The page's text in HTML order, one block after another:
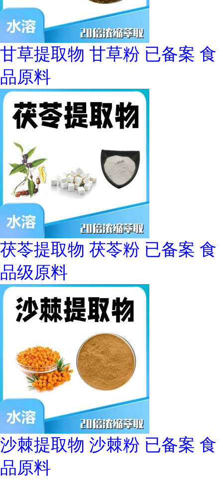
甘草提取物 甘草粉 已备案 食
品原料
茯苓提取物 茯苓粉 已备案 食
品级原料
沙棘提取物 沙棘粉 已备案 食
品原料